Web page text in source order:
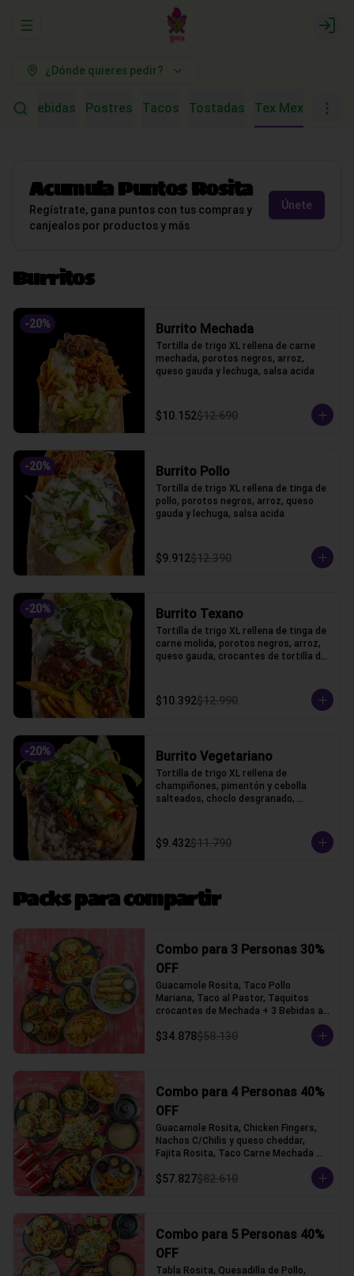
Abrir menu de navegación
¿Dónde quieres pedir?
Bebidas Postres Tacos Tostadas Tex Mex
AcumulaPuntos Rosita
Regístrate, gana puntos con tus compras y
canjealos por productos y más
Únete
Burritos
-20% Burrito Mechada
Tortilla de trigo XL rellena de carne
mechada, porotos negros, arroz,
queso gauda y lechuga, salsa acida
$10.152$12.690
-20% Burrito Pollo
Tortilla de trigo XL rellena de tinga de
pollo, porotos negros, arroz, queso
gauda y lechuga, salsa acida
$9.912$12.390
-20% Burrito Texano
Tortilla de trigo XL rellena de tinga de
carne molida, porotos negros, arroz,
queso gauda, crocantes de tortilla de
$10.392$12.990
-20% Burrito Vegetariano
Tortilla de trigo XL rellena de
champiñones, pimentón y cebolla
salteados, choclo desgranado,
gallo y crema ácida, acompañado con
papas fritas.
$9.432$11.790
Packs para compartir
Combo para 3 Personas 30%
OFF
Guacamole Rosita, Taco Pollo
Mariana, Taco al Pastor, Taquitos
crocantes de Mechada + 3 Bebidas a
elección (Tacos con tortilla de trigo)
$34.878$58.130
Combo para 4 Personas 40%
OFF
Guacamole Rosita, Chicken Fingers,
Nachos C/Chilis y queso cheddar,
Fajita Rosita, Taco Carne Mechada
$57.827$82.610
Combo para 5 Personas 40%
OFF
Tabla Rosita, Quesadilla de Pollo,